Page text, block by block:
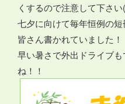
くするので注意して下さい
七夕に向けて毎年恒例の
皆さん書かれていました！
早い暑さで外出ドライブ
ね！！